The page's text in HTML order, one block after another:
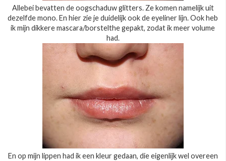
Allebei bevatten de oogschaduw glitters. Ze komen namelijk uit
dezelfde mono. En hier zie je duidelijk ook de eyeliner lijn. Ook heb
ik mijn dikkere mascara/borstelthe gepakt, zodat ik meer volume
had.
En op mijn lippen had ik een kleur gedaan, die eigenlijk wel overeen